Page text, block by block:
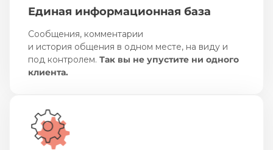
Единая информационная база
Сообщения, комментарии
и история общения в одном месте, на виду и
под контролем. Так вы не упустите ни одного
клиента.